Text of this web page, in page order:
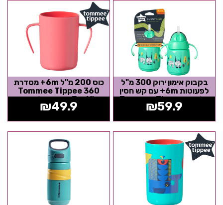
בקבוק אימון ירוק 300 מ"ל
לפעוטות 6m+ עם קש חסין
דליפות Tommee Tippee
Superstar
₪59.9
כוס 200 מ"ל 6m+ מסדרת
360 Tommee Tippee
Easiflow חסינת דליפות עם
ידיות - אדום
₪49.9